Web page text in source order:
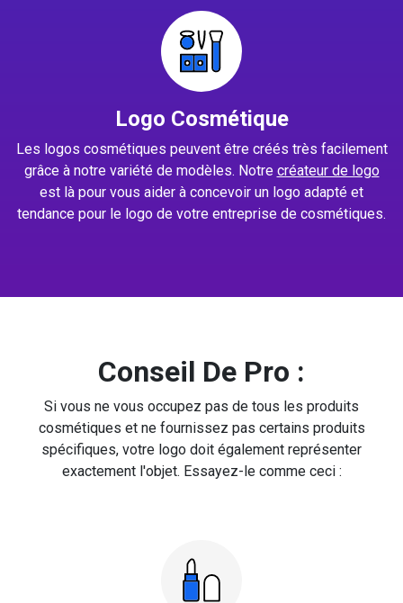
Logo Cosmétique
Les logos cosmétiques peuvent être créés très facilement
grâce à notre variété de modèles. Notre créateur de logo
est là pour vous aider à concevoir un logo adapté et
tendance pour le logo de votre entreprise de cosmétiques.
Conseil De Pro :
Si vous ne vous occupez pas de tous les produits
cosmétiques et ne fournissez pas certains produits
spécifiques, votre logo doit également représenter
exactement l'objet. Essayez-le comme ceci :